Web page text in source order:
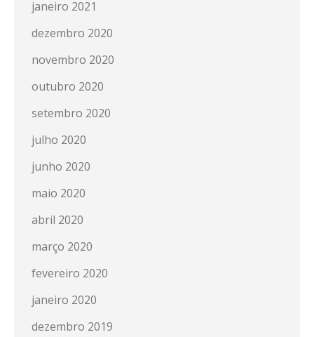
janeiro 2021
dezembro 2020
novembro 2020
outubro 2020
setembro 2020
julho 2020
junho 2020
maio 2020
abril 2020
março 2020
fevereiro 2020
janeiro 2020
dezembro 2019